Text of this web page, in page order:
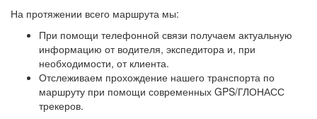
На протяжении всего маршрута мы:
При помощи телефонной связи получаем актуальную
информацию от водителя, экспедитора и, при
необходимости, от клиента.
Отслеживаем прохождение нашего транспорта по
маршруту при помощи современных GPS/ГЛОНАСС
трекеров.